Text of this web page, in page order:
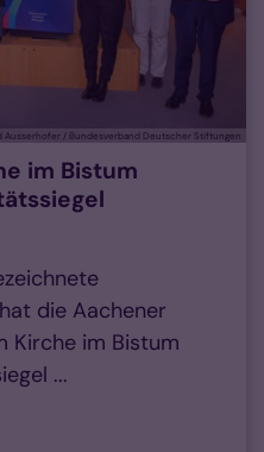
Ausserhofer / Bundesverband Deutscher Stiftungen
im Bistum
die Aachener
Kirche im Bistum
...